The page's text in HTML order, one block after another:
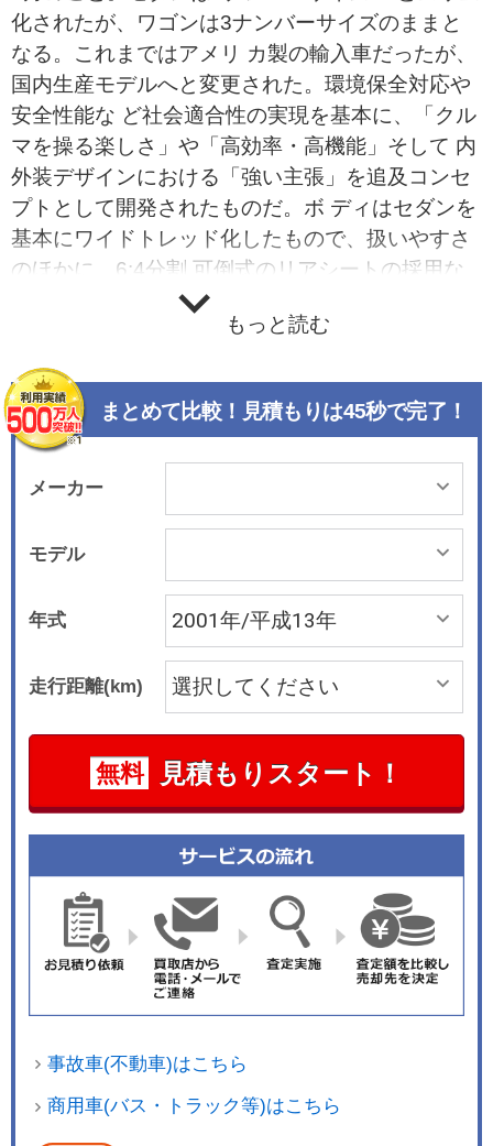
化されたが、ワゴンは3ナンバーサイズのままと
なる。これまではアメリ カ製の輸入車だったが、
国内生産モデルへと変更された。環境保全対応や
安全性能な ど社会適合性の実現を基本に、「クル
マを操る楽しさ」や「高効率・高機能」そして 内
外装デザインにおける「強い主張」を追及コンセ
プトとして開発されたものだ。ボ ディはセダンを
基本にワイドトレッド化したもので、扱いやすさ
のほかに、6:4分割 可倒式のリアシートの採用な
ど、ワゴンならではの使い勝手を追求している。
インテ リアはスポーティさと上質感を融合させた
いる。ステアリングには電動モーターの駆動力に
よってハンドリングをアシス トするEPSを採用。
可変ステアリングギアレシオのVGRと相まって、
インパネに設置し たスイッチによりドライバーの
好みに応じた操舵力の選択が可能だ。エンジンは
2.3 リッターのいずれもVTEC。スポーティグレー
ドのSiRはDOHCとなる。トランスミッショ ンは4
速ATのみ。駆動方式はFFと、独自のデュアルポン
プ式リアルタイム4WDの選択が 可能だ。デュアル
SRSエアバッグやABSなどひととおりの安全装備
は全車標準だ。
もっと読む
まとめて比較！見積もりは45秒で完了！
メーカー
モデル
年式
走行距離(km)
無料 見積もりスタート！
事故車(不動車)はこちら
商用車(バス・トラック等)はこちら